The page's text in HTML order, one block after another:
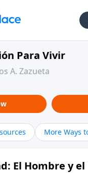
Para Vivir
A. Zazueta
More Ways
El Hombre y